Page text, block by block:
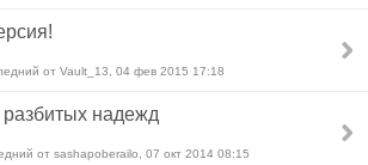
от Vault_13, 04 фев 2015 17:18
надежд
от sashapoberailo, 07 окт 2014 08:15